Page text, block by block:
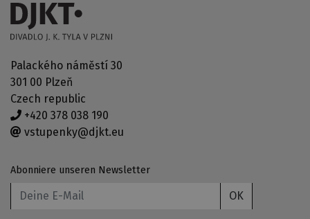
Palackého náměstí 30
301 00 Plzeň
Czech republic
+420 378 038 190
vstupenky@djkt.eu
Abonniere unseren Newsletter
OK